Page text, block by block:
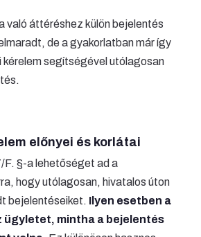
való áttéréshez külön bejelentés
de a gyakorlatban már így
kérelem segítségével utólagosan
előnyei és korlátai
§-a lehetőséget ad a
hogy utólagosan, hivatalos úton
bejelentéseiket. Ilyen esetben a
ügyletet, mintha a bejelentés